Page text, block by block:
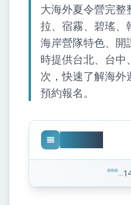
大海外夏令營完整
拉、宿霧、碧瑤、
海岸營隊特色、開
時提供台北、台中
次，快速了解海外
預約報名。
...